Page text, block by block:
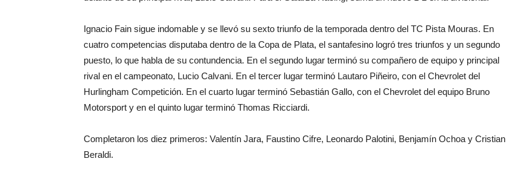
Ignacio Fain sigue indomable y se llevó su sexto triunfo de la temporada dentro del TC Pista Mouras. En
cuatro competencias disputaba dentro de la Copa de Plata, el santafesino logró tres triunfos y un segundo
puesto, lo que habla de su contundencia. En el segundo lugar terminó su compañero de equipo y principal
rival en el campeonato, Lucio Calvani. En el tercer lugar terminó Lautaro Piñeiro, con el Chevrolet del
Hurlingham Competición. En el cuarto lugar terminó Sebastián Gallo, con el Chevrolet del equipo Bruno
Motorsport y en el quinto lugar terminó Thomas Ricciardi.
Completaron los diez primeros: Valentín Jara, Faustino Cifre, Leonardo Palotini, Benjamín Ochoa y Cristian
Beraldi.